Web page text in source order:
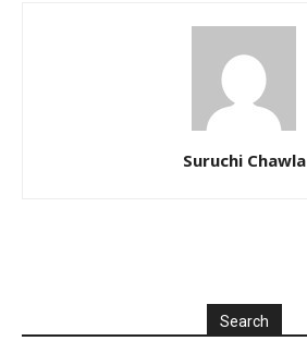
Suruchi Chawla
Search